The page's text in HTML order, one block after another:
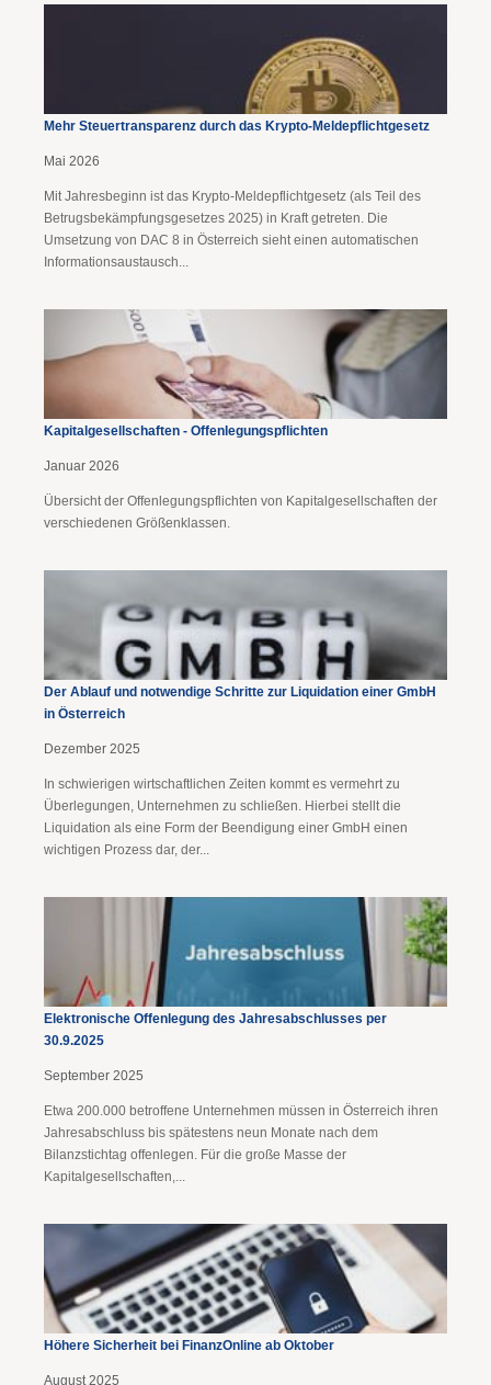
Mehr Steuertransparenz durch das Krypto-Meldepflichtgesetz
Mai 2026
Mit Jahresbeginn ist das Krypto-Meldepflichtgesetz (als Teil des
Betrugsbekämpfungsgesetzes 2025) in Kraft getreten. Die
Umsetzung von DAC 8 in Österreich sieht einen automatischen
Informationsaustausch...
Kapitalgesellschaften - Offenlegungspflichten
Januar 2026
Übersicht der Offenlegungspflichten von Kapitalgesellschaften der
verschiedenen Größenklassen.
Der Ablauf und notwendige Schritte zur Liquidation einer GmbH
in Österreich
Dezember 2025
In schwierigen wirtschaftlichen Zeiten kommt es vermehrt zu
Überlegungen, Unternehmen zu schließen. Hierbei stellt die
Liquidation als eine Form der Beendigung einer GmbH einen
wichtigen Prozess dar, der...
Elektronische Offenlegung des Jahresabschlusses per
30.9.2025
September 2025
Etwa 200.000 betroffene Unternehmen müssen in Österreich ihren
Jahresabschluss bis spätestens neun Monate nach dem
Bilanzstichtag offenlegen. Für die große Masse der
Kapitalgesellschaften,...
Höhere Sicherheit bei FinanzOnline ab Oktober
August 2025